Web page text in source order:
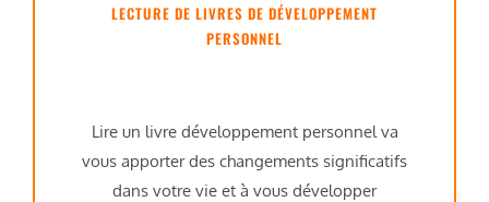
LECTURE DE LIVRES DE DÉVELOPPEMENT
PERSONNEL
Lire un livre développement personnel va
vous apporter des changements significatifs
dans votre vie et à vous développer